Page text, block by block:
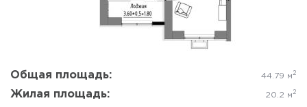
Общая площадь: 44.79 м 2
Жилая площадь: 20.2 м 2